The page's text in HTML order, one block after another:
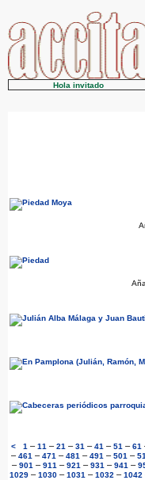
Hola invitado
<
1 – 11 – 21 – 31 – 41 – 51 – 61
– 461 – 471 – 481 – 491 – 501 –
– 901 – 911 – 921 – 931 – 941 –
1029 – 1030 – 1031 – 1032 – 1042